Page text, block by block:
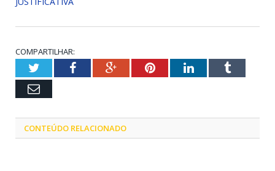
COMPARTILHAR:
TwitterFacebookGoogle+PinterestLinkedInTumblr
Email
CONTEÚDO RELACIONADO